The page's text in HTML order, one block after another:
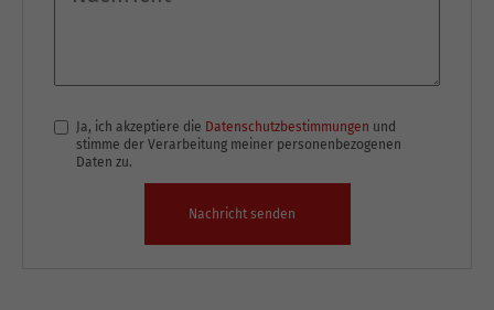
Ja, ich akzeptiere die Datenschutzbestimmungen und
stimme der Verarbeitung meiner personenbezogenen
Daten zu.